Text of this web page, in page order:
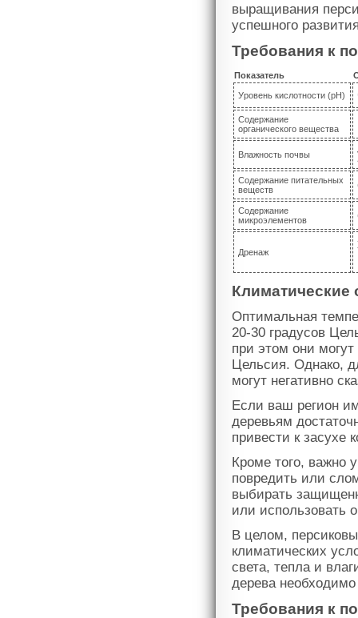
выращивания
успешного
Требования к
Показатель
Уровень кислотности (pH)
Содержание
органического вещества
Влажность почвы
Содержание питательных
веществ
Содержание
микроэлементов
Дренаж
Климатические
Оптимальная
20-30 градусов
при этом они
Цельсия. Однако,
могут негативно
Если ваш регион
деревьям
привести к засухе
Кроме того, важно
повредить или
выбирать
или использовать
В целом,
климатических
света, тепла и
дерева
Требования к